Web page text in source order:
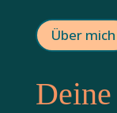
Über mich